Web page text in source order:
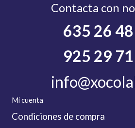
Contacta con
635 26
925 29
Mi cuenta
Condiciones de compra